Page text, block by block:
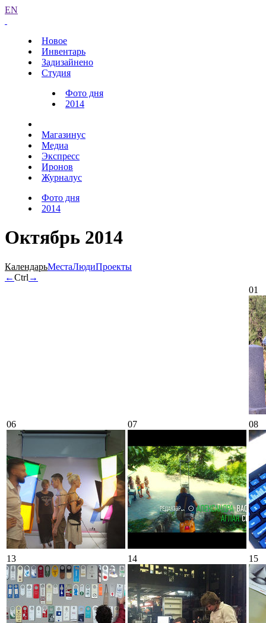
EN
Новое
Инвентарь
Задизайнено
Студия
Фото дня
2014
Магазинус
Медиа
Экспресс
Иронов
Журналус
Фото дня
2014
Октябрь 2014
КалендарьМестаЛюдиПроекты
←Ctrl →
01
06 07 08
13 14 15